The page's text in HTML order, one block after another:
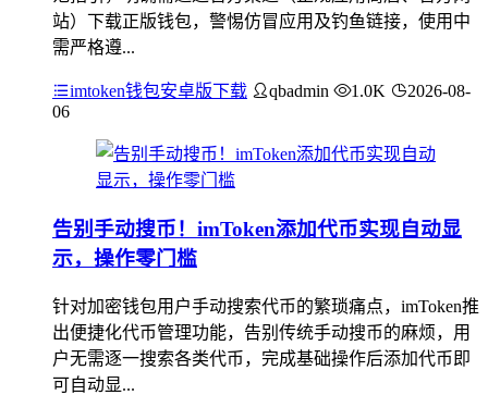
站）下载正版钱包，警惕仿冒应用及钓鱼链接，使用中
需严格遵...
imtoken钱包安卓版下载 qbadmin 1.0K
2026-08-
06
告别手动搜币！imToken添加代币实现自动显
示，操作零门槛
针对加密钱包用户手动搜索代币的繁琐痛点，imToken推
出便捷化代币管理功能，告别传统手动搜币的麻烦，用
户无需逐一搜索各类代币，完成基础操作后添加代币即
可自动显...